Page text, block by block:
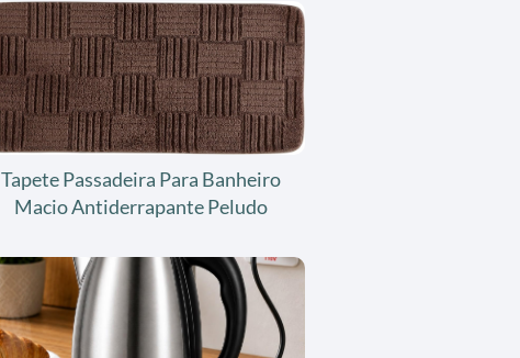
Tapete Passadeira Para Banheiro
Macio Antiderrapante Peludo